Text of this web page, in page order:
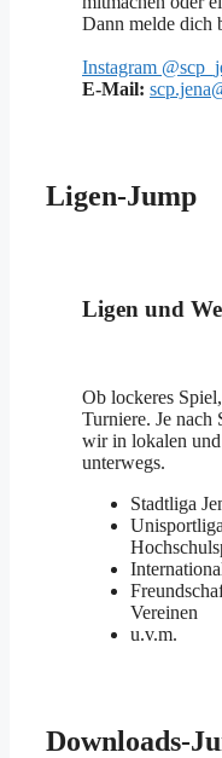
Dann melde dich
Instagram
E-Mail:
Ligen-Jump
Ligen und
Ob lockeres
Turniere. Je nach
wir in lokalen
unterwegs.
Stadtliga
Vereinen
u.v.m.
Downloads-